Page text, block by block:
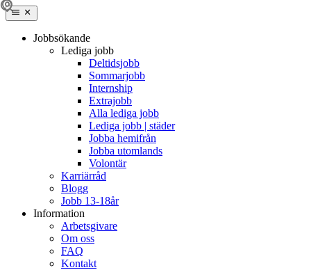
Jobbsökande
Lediga jobb
Deltidsjobb
Sommarjobb
Internship
Extrajobb
Alla lediga jobb
Lediga jobb | städer
Jobba hemifrån
Jobba utomlands
Volontär
Karriärråd
Blogg
Jobb 13-18år
Information
Arbetsgivare
Om oss
FAQ
Kontakt